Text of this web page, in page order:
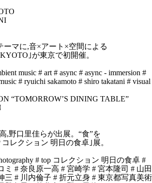
ーマに,音×アート×空間による
｣が東京で初開催。
music # art # async # async - immersion #
# ryuichi sakamoto # shiro takatani # visual
,野口里佳らが出展。“食”を
レクション 明日の食卓｣展。
# top コレクション 明日の食卓 #
ミ # 奈良原一高 # 宮崎学 # 宮本隆司 # 山田
三 # 川内倫子 # 折元立身 # 東京都写真美術